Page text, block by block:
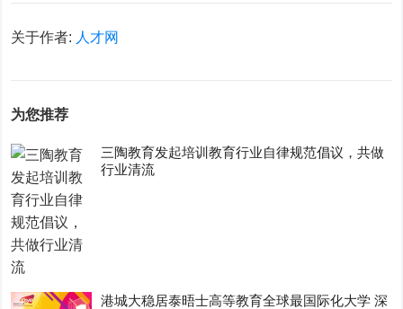
关于作者: 人才网
为您推荐
三陶教育发起培训教育行业自律规范倡议，共做
行业清流
港城大稳居泰晤士高等教育全球最国际化大学 深